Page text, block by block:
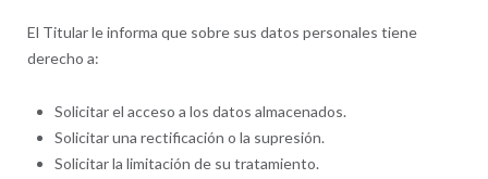
El Titular le informa que sobre sus datos personales tiene
derecho a:
Solicitar el acceso a los datos almacenados.
Solicitar una rectificación o la supresión.
Solicitar la limitación de su tratamiento.